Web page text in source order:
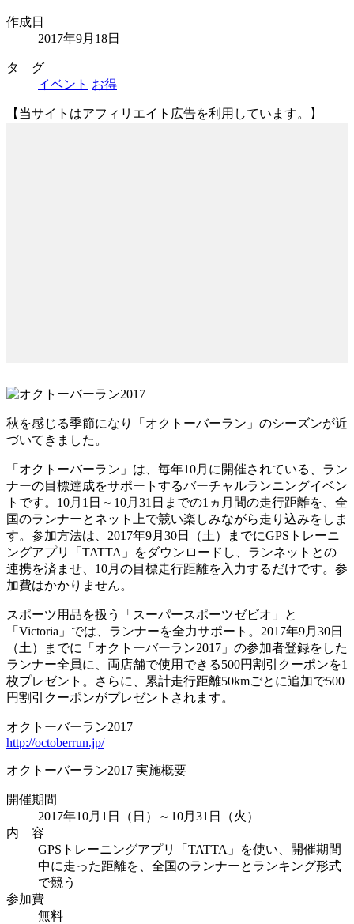
作成日
2017年9月18日
タ グ
イベント お得
【当サイトはアフィリエイト広告を利用しています。】
秋を感じる季節になり「オクトーバーラン」のシーズンが近
づいてきました。
「オクトーバーラン」は、毎年10月に開催されている、ラン
ナーの目標達成をサポートするバーチャルランニングイベン
トです。10月1日～10月31日までの1ヵ月間の走行距離を、全
国のランナーとネット上で競い楽しみながら走り込みをしま
す。参加方法は、2017年9月30日（土）までにGPSトレーニ
ングアプリ「TATTA」をダウンロードし、ランネットとの
連携を済ませ、10月の目標走行距離を入力するだけです。参
加費はかかりません。
スポーツ用品を扱う「スーパースポーツゼビオ」と
「Victoria」では、ランナーを全力サポート。2017年9月30日
（土）までに「オクトーバーラン2017」の参加者登録をした
ランナー全員に、両店舗で使用できる500円割引クーポンを1
枚プレゼント。さらに、累計走行距離50kmごとに追加で500
円割引クーポンがプレゼントされます。
オクトーバーラン2017
http://octoberrun.jp/
オクトーバーラン2017 実施概要
開催期間
2017年10月1日（日）～10月31日（火）
内 容
GPSトレーニングアプリ「TATTA」を使い、開催期間
中に走った距離を、全国のランナーとランキング形式
で競う
参加費
無料